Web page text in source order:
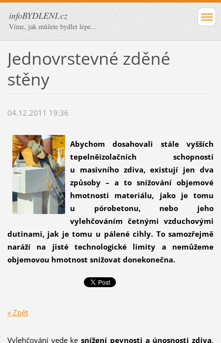
infoBYDLENI.cz
Víme, jak můžete bydlet lépe...
Jednovrstevné zděné
stěny
04.12.2011 19:36
Abychom dosahovali stále vyšších
tepelněizolačních schopností
u masivního zdiva, existují jen dva
způsoby – a to snižování objemové
hmotnosti materiálu, jako je tomu
u pórobetonu, nebo jeho
vylehčováním četnými vzduchovými
dutinami, jak je tomu u pálené cihly. To samozřejmě
naráží na jisté technologické limity a nemůžeme
objemovou hmotnost snižovat donekonečna.
« Zpět
Vylehčování vede kesnížení pevnosti a únosnosti zdiva,